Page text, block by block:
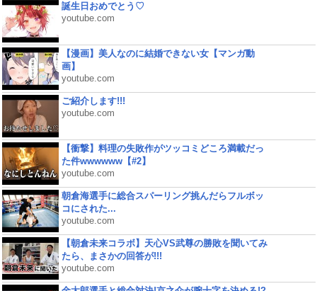
誕生日おめでとう♡
youtube.com
【漫画】美人なのに結婚できない女【マンガ動
画】
youtube.com
ご紹介します!!!
youtube.com
【衝撃】料理の失敗作がツッコミどころ満載だっ
た件wwwwww【#2】
youtube.com
朝倉海選手に総合スパーリング挑んだらフルボッ
コにされた...
youtube.com
【朝倉未来コラボ】天心VS武尊の勝敗を聞いてみ
たら、まさかの回答が!!!
youtube.com